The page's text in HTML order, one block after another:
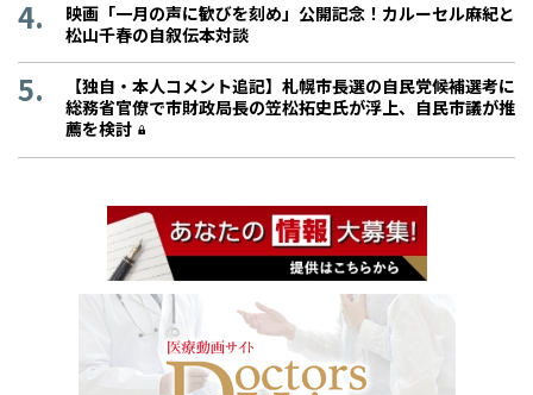
映画「一月の声に歓びを刻め」公開記念！カルーセル麻紀と
松山千春の自叙伝本対談
【独自・本人コメント追記】札幌市長選の自民党候補選考に
総務省官僚で市財政局長の笠松拓史氏が浮上、自民市議が推
薦を検討